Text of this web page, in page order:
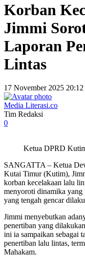
Korban
Jimmi
Laporan
Lintas
17 November 2025
Media Literasi.co
Tim Redaksi
0
Ketua DPRD
SANGATTA – Ketua
Kutai Timur (Kutim),
korban kecelakaan lalu
menyoroti dinamika yang
yang tengah gencar
Jimmi menyebutkan
penertiban yang
ini ia sampaikan sebagai
penertiban lalu lintas,
Mahakam.